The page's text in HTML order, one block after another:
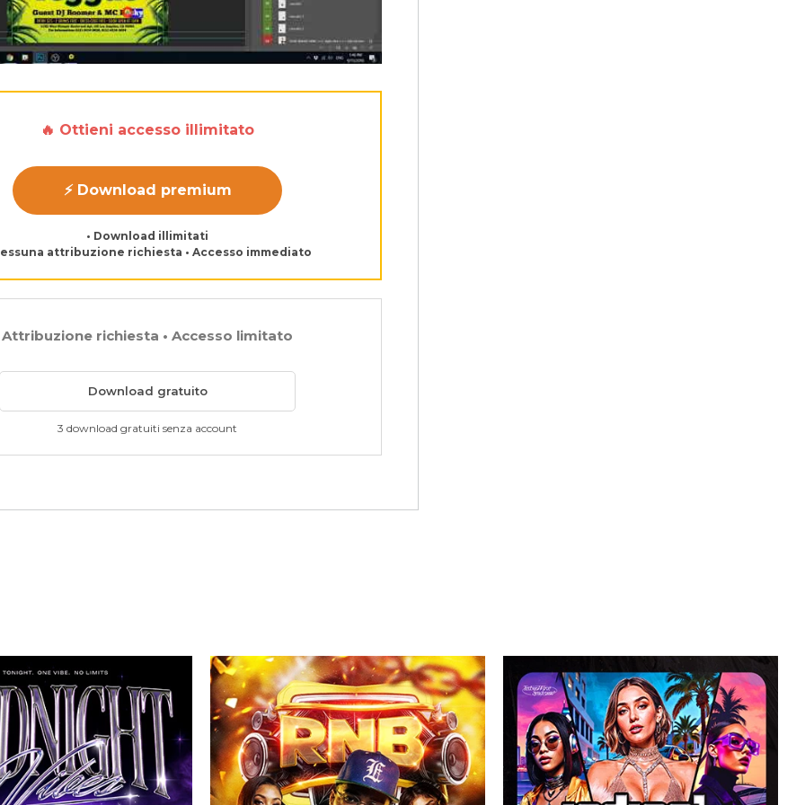
🔥 Ottieni accesso illimitato
⚡ Download premium
• Download illimitati
attribuzione richiesta • Accesso immediato
Attribuzione richiesta • Accesso limitato
Download gratuito
3 download gratuiti senza account